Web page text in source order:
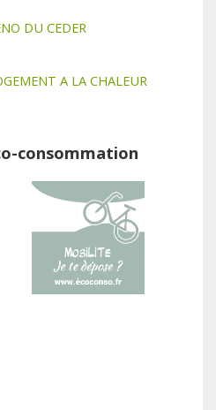
DU CEDER
A LA CHALEUR
consommation